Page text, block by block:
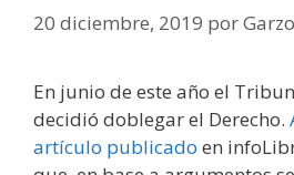
20 diciembre, 2019 por
En junio de este año el
decidió doblegar el Derecho.
artículo publicado en